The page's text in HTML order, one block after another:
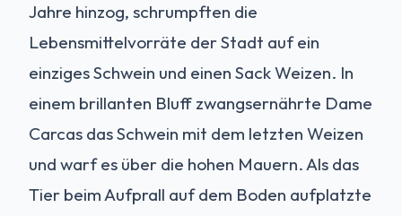
Jahre hinzog, schrumpften die
Lebensmittelvorräte der Stadt auf ein
einziges Schwein und einen Sack Weizen. In
einem brillanten Bluff zwangsernährte Dame
Carcas das Schwein mit dem letzten Weizen
und warf es über die hohen Mauern. Als das
Tier beim Aufprall auf dem Boden aufplatzte